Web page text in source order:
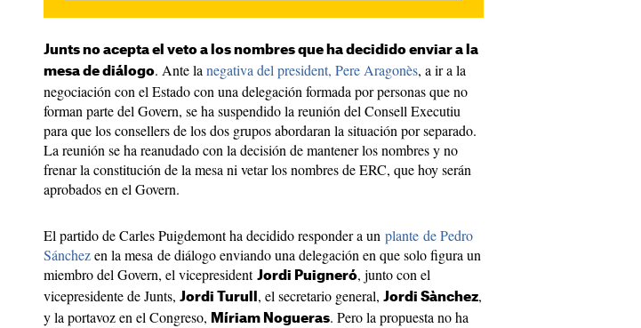
Junts no acepta el veto a los nombres que ha decidido enviar a la
mesa de diálogo. Ante la negativa del president, Pere Aragonès, a ir a la
negociación con el Estado con una delegación formada por personas que no
forman parte del Govern, se ha suspendido la reunión del Consell Executiu
para que los consellers de los dos grupos abordaran la situación por separado.
La reunión se ha reanudado con la decisión de mantener los nombres y no
frenar la constitución de la mesa ni vetar los nombres de ERC, que hoy serán
aprobados en el Govern.
El partido de Carles Puigdemont ha decidido responder a un plante de Pedro
Sánchezen la mesa de diálogo enviando una delegación en que solo figura un
miembro del Govern, el vicepresident Jordi Puigneró, junto con el
vicepresidente de Junts, Jordi Turull , el secretario general, Jordi Sànchez,
y la portavoz en el Congreso, Míriam Nogueras. Pero la propuesta no ha